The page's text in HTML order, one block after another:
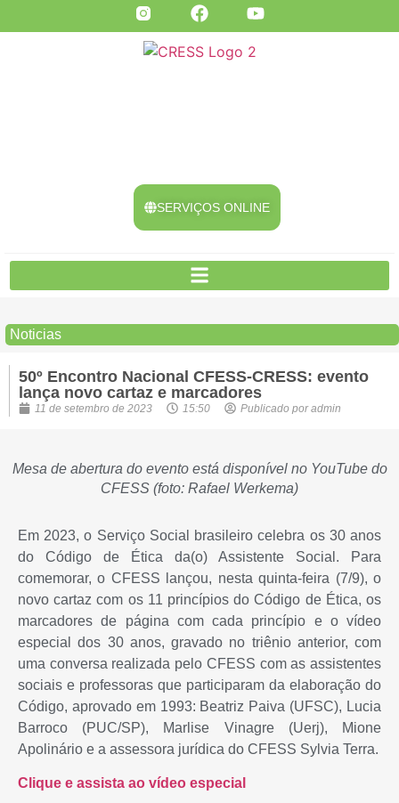
SERVIÇOS ONLINE
Noticias
50º Encontro Nacional CFESS-CRESS: evento
lança novo cartaz e marcadores
11 de setembro de 2023 15:50 Publicado poradmin
Mesa de abertura do evento está disponível no YouTube do
CFESS (foto: Rafael Werkema)
Em 2023, o Serviço Social brasileiro celebra os 30 anos
do Código de Ética da(o) Assistente Social. Para
comemorar, o CFESS lançou, nesta quinta-feira (7/9), o
novo cartaz com os 11 princípios do Código de Ética, os
marcadores de página com cada princípio e o vídeo
especial dos 30 anos, gravado no triênio anterior, com
uma conversa realizada pelo CFESS com as assistentes
sociais e professoras que participaram da elaboração do
Código, aprovado em 1993: Beatriz Paiva (UFSC), Lucia
Barroco (PUC/SP), Marlise Vinagre (Uerj), Mione
Apolinário e a assessora jurídica do CFESS Sylvia Terra.
Clique e assista ao vídeo especial